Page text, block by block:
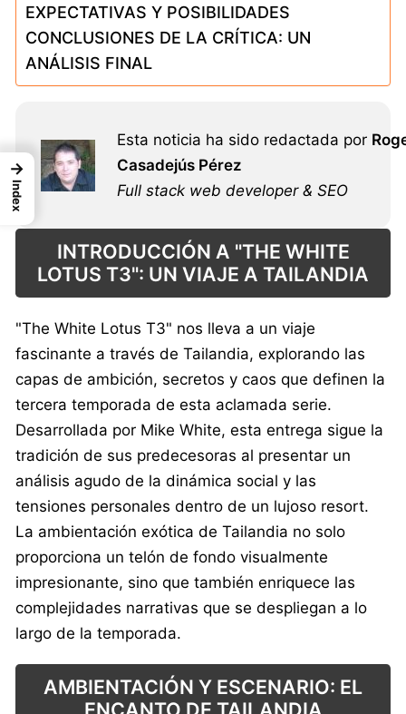
EXPECTATIVAS Y POSIBILIDADES
CONCLUSIONES DE LA CRÍTICA: UN
ANÁLISIS FINAL
Esta noticia ha sido redactada por
Casadejús Pérez
Full stack web developer & SEO
INTRODUCCIÓN A "THE WHITE
LOTUS T3": UN VIAJE A TAILANDIA
"The White Lotus T3" nos lleva a un viaje
fascinante a través de Tailandia, explorando las
capas de ambición, secretos y caos que definen la
tercera temporada de esta aclamada serie.
Desarrollada por Mike White, esta entrega sigue la
tradición de sus predecesoras al presentar un
análisis agudo de la dinámica social y las
tensiones personales dentro de un lujoso resort.
La ambientación exótica de Tailandia no solo
proporciona un telón de fondo visualmente
impresionante, sino que también enriquece las
complejidades narrativas que se despliegan a lo
largo de la temporada.
AMBIENTACIÓN Y ESCENARIO: EL
ENCANTO DE TAILANDIA
→
Index